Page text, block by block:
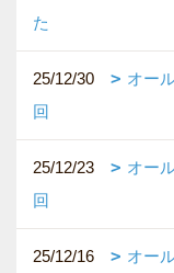
た
25/12/30
オー
回
25/12/23
オー
回
25/12/16
オー